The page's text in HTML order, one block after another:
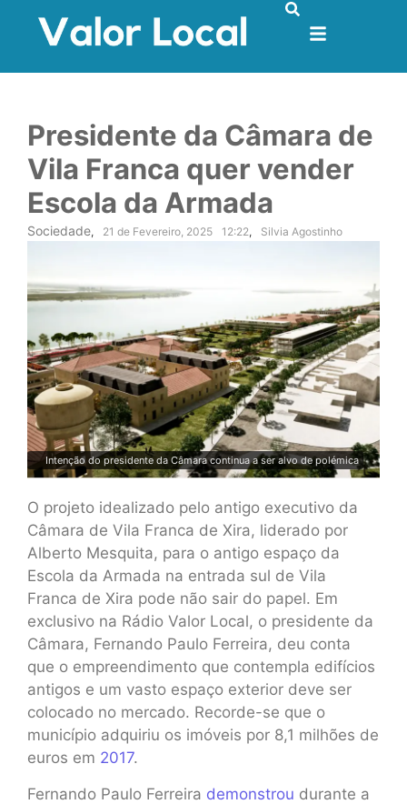
Presidente da Câmara de
Vila Franca quer vender
Escola da Armada
Sociedade, 21 de Fevereiro, 2025 12:22, Silvia Agostinho
Intenção do presidente da Câmara continua a ser alvo de polémica
O projeto idealizado pelo antigo executivo da
Câmara de Vila Franca de Xira, liderado por
Alberto Mesquita, para o antigo espaço da
Escola da Armada na entrada sul de Vila
Franca de Xira pode não sair do papel. Em
exclusivo na Rádio Valor Local, o presidente da
Câmara, Fernando Paulo Ferreira, deu conta
que o empreendimento que contempla edifícios
antigos e um vasto espaço exterior deve ser
colocado no mercado. Recorde-se que o
município adquiriu os imóveis por 8,1 milhões de
euros em 2017.
Fernando Paulo Ferreira demonstrou durante a